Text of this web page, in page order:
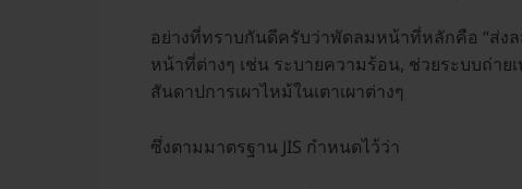
อย่างที่ทราบกันดีครับว่าพัดลมหน้าที่หลักคือ “ส่งล
หน้าที่ต่างๆ เช่น ระบายความร้อน, ช่วยระบบถ่า
สันดาปการเผาไหม้ในเตาเผาต่างๆ
ซึ่งตามมาตรฐาน JIS กำหนดไว้ว่า